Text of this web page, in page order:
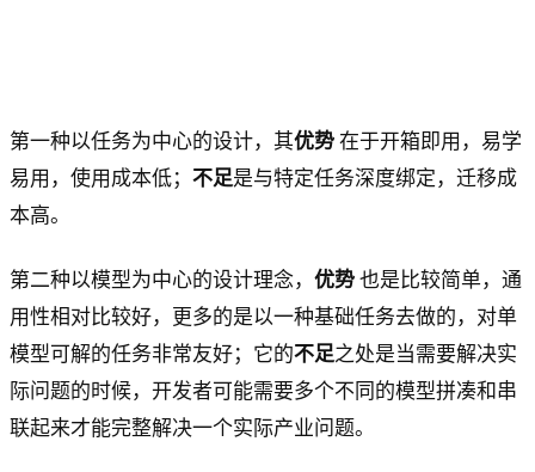
第一种以任务为中心的设计，其优势 在于开箱即用，易学
易用，使用成本低； 不足是与特定任务深度绑定，迁移成
本高。
第二种以模型为中心的设计理念， 优势 也是比较简单，通
用性相对比较好，更多的是以一种基础任务去做的，对单
模型可解的任务非常友好；它的不足之处是当需要解决实
际问题的时候，开发者可能需要多个不同的模型拼凑和串
联起来才能完整解决一个实际产业问题。